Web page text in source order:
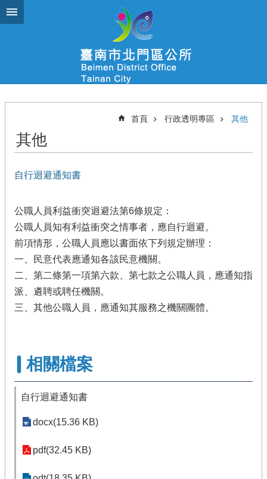
跳到主要內容區塊
首頁 行政透明專區 其他
其他
自行迴避通知書
公職人員利益衝突迴避法第6條規定：
公職人員知有利益衝突之情事者，應自行迴避。
前項情形，公職人員應以書面依下列規定辦理：
一、民意代表應通知各該民意機關。
二、第二條第一項第六款、第七款之公職人員，應通知指
派、遴聘或聘任機關。
三、其他公職人員，應通知其服務之機關團體。
相關檔案
自行迴避通知書
docx(15.36 KB)
pdf(32.45 KB)